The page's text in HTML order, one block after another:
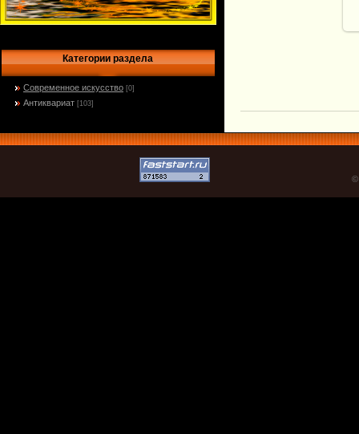
Категории раздела
Современное искусство [0]
Антиквариат [103]
©